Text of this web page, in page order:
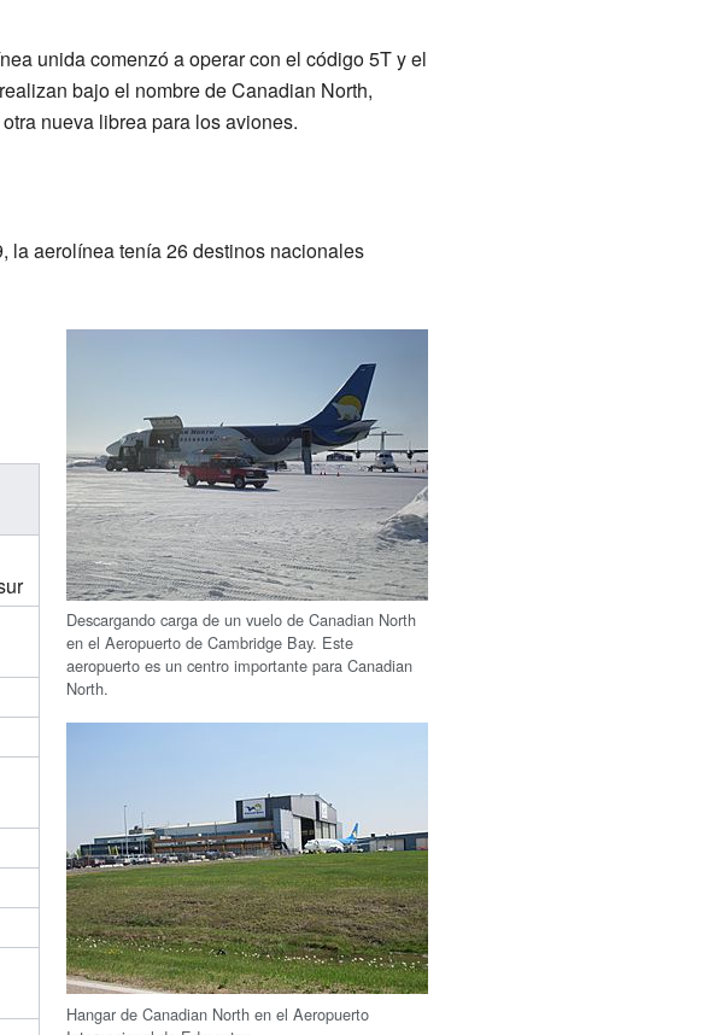
unida comenzó a operar con el código 5T y el
bajo el nombre de Canadian North,
nueva librea para los aviones.
la aerolínea tenía 26 destinos nacionales
Descargando carga de un vuelo de Canadian North
en el Aeropuerto de Cambridge Bay. Este
aeropuerto es un centro importante para Canadian
North.
Hangar de Canadian North en el Aeropuerto